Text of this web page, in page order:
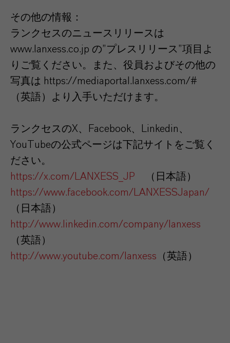
その他の情報：
ランクセスのニュースリリースは
www.lanxess.co.jp の”プレスリリース”項目よ
りご覧ください。また、役員およびその他の
写真は https://mediaportal.lanxess.com/#
（英語）より入手いただけます。
ランクセスのX、Facebook、Linkedin、
YouTubeの公式ページは下記サイトをご覧く
ださい。
https://x.com/LANXESS_JP （日本語）
https://www.facebook.com/LANXESSJapan/
（日本語）
http://www.linkedin.com/company/lanxess
（英語）
http://www.youtube.com/lanxess （英語）